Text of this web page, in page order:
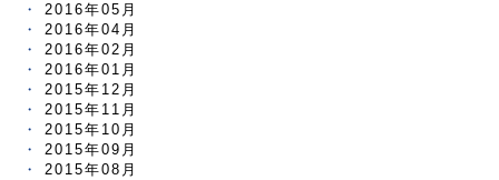
2016年05月
2016年04月
2016年02月
2016年01月
2015年12月
2015年11月
2015年10月
2015年09月
2015年08月